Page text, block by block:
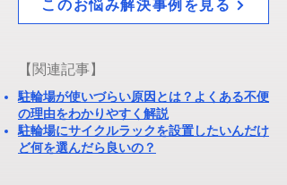
このお悩み解決事例を見る
​【関連記事】
駐輪場が使いづらい原因とは？よくある不便
の理由をわかりやすく解説
駐輪場にサイクルラックを設置したいんだけ
ど何を選んだら良いの？​​